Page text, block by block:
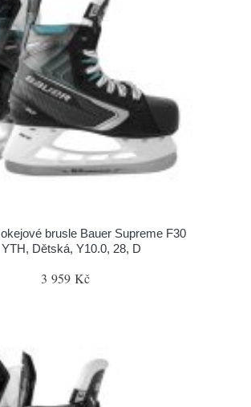
brusle Bauer Supreme F30
YTH, Dětská, Y10.0, 28, D
3 959 Kč